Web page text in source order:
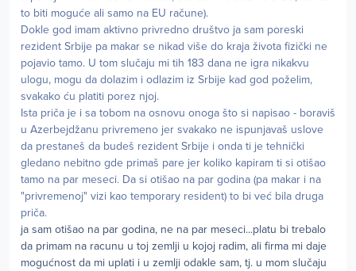
to biti moguće ali samo na EU račune).
Dokle god imam aktivno privredno društvo ja sam poreski
rezident Srbije pa makar se nikad više do kraja života fizički ne
pojavio tamo. U tom slučaju mi tih 183 dana ne igra nikakvu
ulogu, mogu da dolazim i odlazim iz Srbije kad god poželim,
svakako ću platiti porez njoj.
Ista priča je i sa tobom na osnovu onoga što si napisao - boraviš
u Azerbejdžanu privremeno jer svakako ne ispunjavaš uslove
da prestaneš da budeš rezident Srbije i onda ti je tehnički
gledano nebitno gde primaš pare jer koliko kapiram ti si otišao
tamo na par meseci. Da si otišao na par godina (pa makar i na
"privremenoj" vizi kao temporary resident) to bi već bila druga
priča.
ja sam otišao na par godina, ne na par meseci...platu bi trebalo
da primam na racunu u toj zemlji u kojoj radim, ali firma mi daje
mogućnost da mi uplati i u zemlji odakle sam, tj. u mom slučaju